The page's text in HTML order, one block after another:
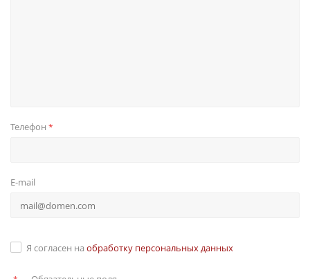
Телефон *
E-mail
Я согласен на обработку персональных данных